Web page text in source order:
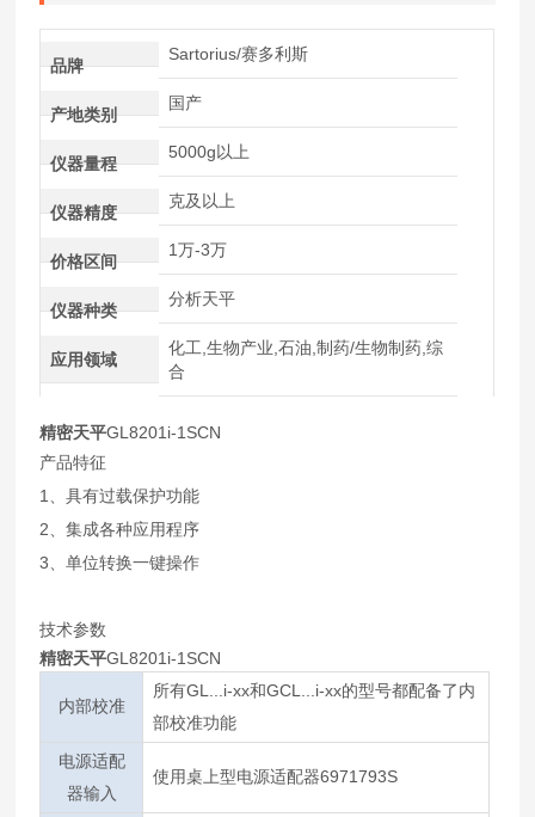
品牌
Sartorius/赛多利斯
产地类别
国产
仪器量程
5000g以上
仪器精度
克及以上
价格区间
1万-3万
仪器种类
分析天平
应用领域
化工,生物产业,石油,制药/生物制药,综
合
精密天平GL8201i-1SCN
产品特征
1、具有过载保护功能
2、集成各种应用程序
3、单位转换一键操作
技术参数
精密天平GL8201i-1SCN
内部校准
所有GL...i-xx和GCL...i-xx的型号都配备了内
部校准功能
电源适配
器输入
使用桌上型电源适配器6971793S